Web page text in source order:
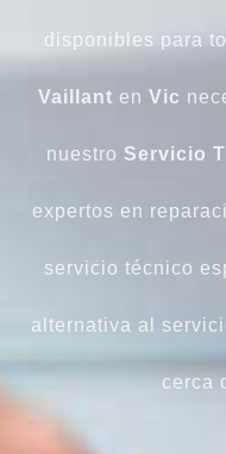
disponibles para
Vaillant en Vic
nuestro Servicio
expertos en
servicio técnico
alternativa al
cerca